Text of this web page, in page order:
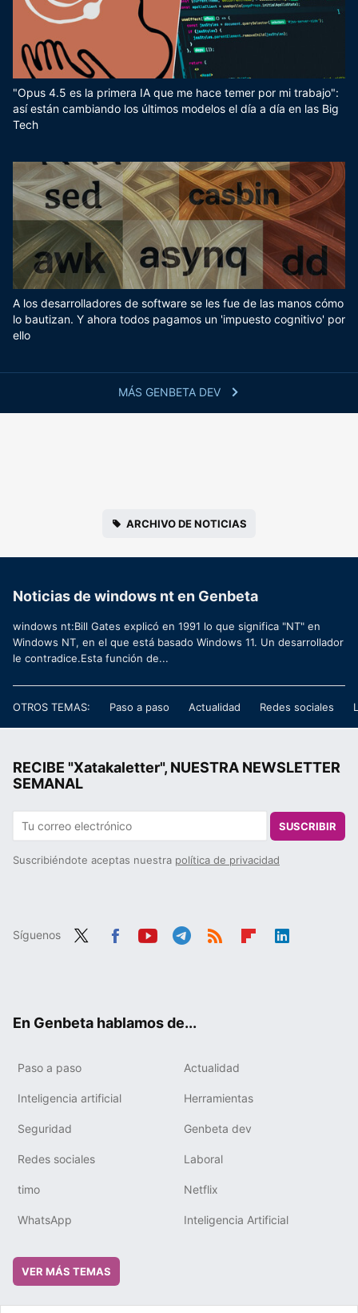
MÁS GENBETA DEV
"Opus 4.5 es la primera IA que me hace temer por mi trabajo":
así están cambiando los últimos modelos el día a día en las Big
Tech
A los desarrolladores de software se les fue de las manos cómo
lo bautizan. Y ahora todos pagamos un 'impuesto cognitivo' por
ello
ARCHIVO DE NOTICIAS
Noticias de windows nt en Genbeta
windows nt:Bill Gates explicó en 1991 lo que significa "NT" en
Windows NT, en el que está basado Windows 11. Un desarrollador
le contradice.Esta función de...
OTROS TEMAS: Paso a paso Actualidad Redes sociales
RECIBE "Xatakaletter", NUESTRA NEWSLETTER
SEMANAL
SUSCRIBIR
Suscribiéndote aceptas nuestra política de privacidad
Síguenos
En Genbeta hablamos de...
Paso a paso Actualidad
Inteligencia artificial Herramientas
Seguridad Genbeta dev
Redes sociales Laboral
timo Netflix
WhatsApp Inteligencia Artificial
VER MÁS TEMAS